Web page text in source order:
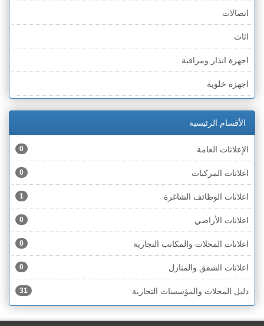
قطاع غزة
الخط الأخضر » حيفا
الخط الأخضر » رهط
الخط الأخضر » أم الفحم
الخط الأخضر » الناصرة
الخط الأخضر » عكا ونهاريا
الخط الأخضر » الجليل
الخط الأخضر » مرج ابن عامر
الخط الأخضر » البطوف
الخط الأخضر » الجولان
الخط الأخضر » الشارون
الخط الأخضر » القدس
اتصالات
اثاث
اجهزة انذار ومراقبة
اجهزة خلوية
اجهزة كهربائية
اجهزة مكتبية
احذية
اختام
اخشاب
ادوات رياضية
ادوات صحية
ادوات كهربائية
ادوات منزلية
الأقسام الرئيسية
الإعلانات العامة 0
اعلانات المركبات 0
اعلانات الوظائف الشاغرة 1
اعلانات الأراضي 0
اعلانات المحلات والمكاتب التجارية 0
اعلانات الشقق والمنازل 0
دليل المحلات والمؤسسات التجارية 31